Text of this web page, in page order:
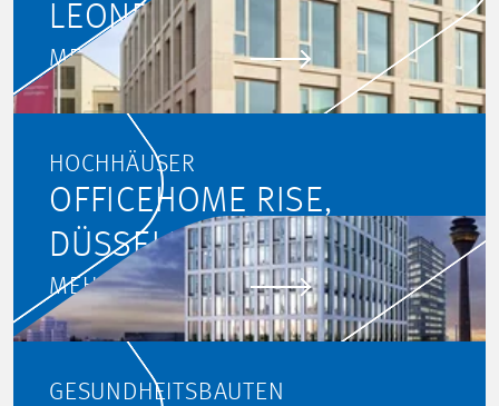
LEONBERG
MEHR ERFAHREN
HOCHHÄUSER
OFFICEHOME RISE,
DÜSSELDORF
MEHR ERFAHREN
GESUNDHEITSBAUTEN